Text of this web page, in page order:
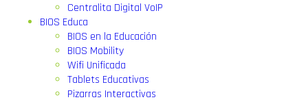
Centralita Digital VoIP
BIOS Educa
BIOS en la Educación
BIOS Mobility
Wifi Unificada
Tablets Educativas
Pizarras Interactivas